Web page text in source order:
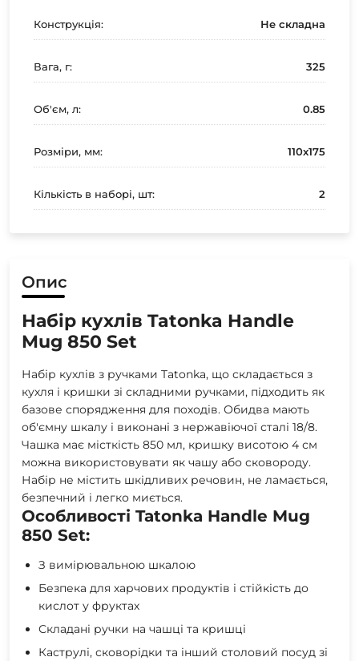
Конструкція: Не складна
Вага, г: 325
Об'єм, л: 0.85
Розміри, мм: 110х175
Кількість в наборі, шт: 2
Опис
Набір кухлів Tatonka Handle
Mug 850 Set
Набір кухлів з ручками Tatonka, що складається з
кухля і кришки зі складними ручками, підходить як
базове спорядження для походів. Обидва мають
об'ємну шкалу і виконані з нержавіючої сталі 18/8.
Чашка має місткість 850 мл, кришку висотою 4 см
можна використовувати як чашу або сковороду.
Набір не містить шкідливих речовин, не ламається,
безпечний і легко миється.
Особливості Tatonka Handle Mug
850 Set:
З вимірювальною шкалою
Безпека для харчових продуктів і стійкість до
кислот у фруктах
Складані ручки на чашці та кришці
Каструлі, сковорідки та інший столовий посуд зі